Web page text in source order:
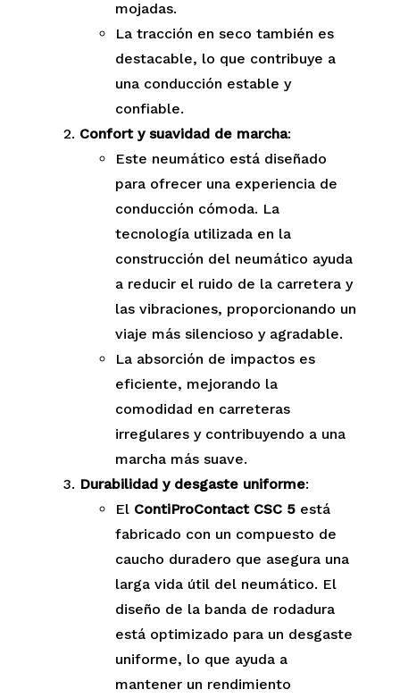
mojadas.
La tracción en seco también es
destacable, lo que contribuye a
una conducción estable y
confiable.
Confort y suavidad de marcha:
Este neumático está diseñado
para ofrecer una experiencia de
conducción cómoda. La
tecnología utilizada en la
construcción del neumático ayuda
a reducir el ruido de la carretera y
las vibraciones, proporcionando un
viaje más silencioso y agradable.
La absorción de impactos es
eficiente, mejorando la
comodidad en carreteras
irregulares y contribuyendo a una
marcha más suave.
Durabilidad y desgaste uniforme:
El ContiProContact CSC 5está
fabricado con un compuesto de
caucho duradero que asegura una
larga vida útil del neumático. El
diseño de la banda de rodadura
está optimizado para un desgaste
uniforme, lo que ayuda a
mantener un rendimiento